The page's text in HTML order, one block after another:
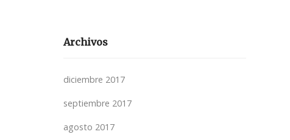
Archivos
diciembre 2017
septiembre 2017
agosto 2017